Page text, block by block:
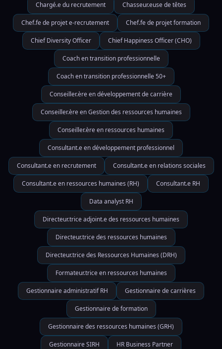
Chargé.e du recrutement Chasseur.euse de têtes
Chef.fe de projet e-recrutement Chef.fe de projet formation
Chief Diversity Officer Chief Happiness Officer (CHO)
Coach en transition professionnelle
Coach en transition professionnelle 50+
Conseiller.ère en développement de carrière
Conseiller.ère en Gestion des ressources humaines
Conseiller.ère en ressources humaines
Consultant.e en développement professionnel
Consultant.e en recrutement Consultant.e en relations sociales
Consultant.e en ressources humaines (RH) Consultant.e RH
Data analyst RH
Directeur.trice adjoint.e des ressources humaines
Directeur.trice des ressources humaines
Directeur.trice des Ressources Humaines (DRH)
Formateur.trice en ressources humaines
Gestionnaire administratif RH Gestionnaire de carrières
Gestionnaire de formation
Gestionnaire des ressources humaines (GRH)
Gestionnaire SIRH HR Business Partner